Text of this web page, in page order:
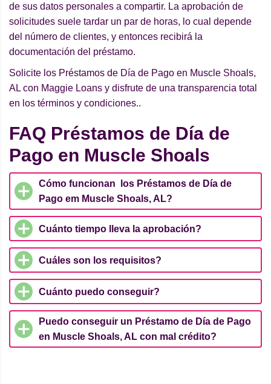
de sus datos personales a compartir. La aprobación de
solicitudes suele tardar un par de horas, lo cual depende
del número de clientes, y entonces recibirá la
documentación del préstamo.
Solicite los Préstamos de Día de Pago en Muscle Shoals,
AL con Maggie Loans y disfrute de una transparencia total
en los términos y condiciones..
FAQ Préstamos de Día de
Pago en Muscle Shoals
Cómo funcionan los Préstamos de Día de
Pago em Muscle Shoals, AL?
Cuánto tiempo lleva la aprobación?
Cuáles son los requisitos?
Cuánto puedo conseguir?
Puedo conseguir un Préstamo de Día de Pago
en Muscle Shoals, AL con mal crédito?